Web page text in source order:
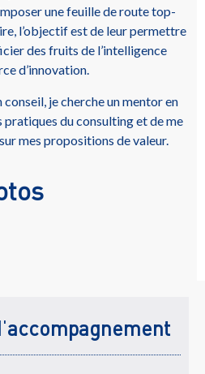
une feuille de route top-
l’objectif est de leur permettre
des fruits de l’intelligence
d’innovation.
conseil, je cherche un mentor en
pratiques du consulting et de me
mes propositions de valeur.
accompagnement